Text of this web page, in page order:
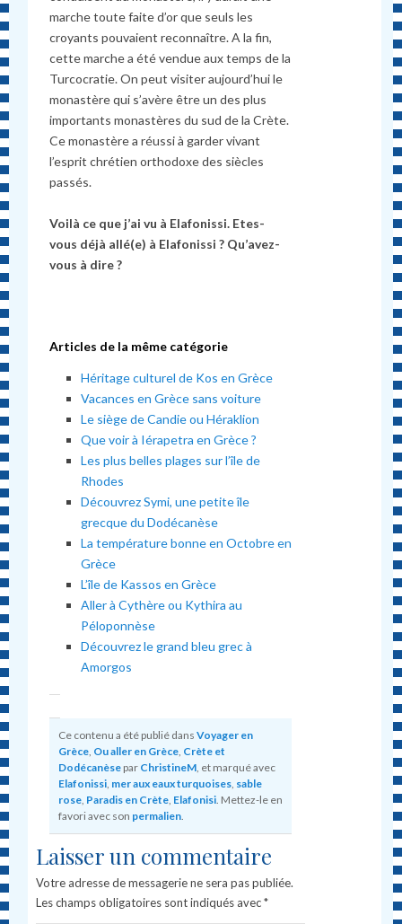
marche toute faite d’or que seuls les
croyants pouvaient reconnaître. A la fin,
cette marche aétévendue aux temps de la
Turcocratie. On peut visiter aujourd’hui le
monastère qui s’avère être un des plus
importants monastères du sud de la Crète.
Ce monastère a réussià garder vivant
l’esprit chrétien orthodoxe des siècles
passés.
Voilà ce que j’ai vu à Elafonissi. Etes-
vous déjà allé(e) à Elafonissi ? Qu’avez-
vous à dire ?
Articles de la même catégorie
Héritage culturel de Kos en Grèce
Vacances en Grèce sans voiture
Le siège de Candie ou Héraklion
Que voir à Iérapetra en Grèce ?
Les plus belles plages sur l’île de
Rhodes
Découvrez Symi, une petite île
grecque du Dodécanèse
La température bonne en Octobre en
Grèce
L’île de Kassos en Grèce
Aller à Cythère ou Kythira au
Péloponnèse
Découvrez le grand bleu grec à
Amorgos
Ce contenu a été publié dansVoyager en
Grèce Ou aller en Grèce Crète et
Dodécanèse par ChristineM , et marqué avec
Elafonissi mer aux eaux turquoises sable
rose Paradis en Crète Elafonisi . Mettez-le en
favori avec son permalien
Laisser un commentaire
Votre adresse de messagerie ne sera pas publiée.
Les champs obligatoires sont indiqués avec*